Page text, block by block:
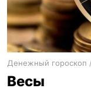
Денежный гороскоп
Весы